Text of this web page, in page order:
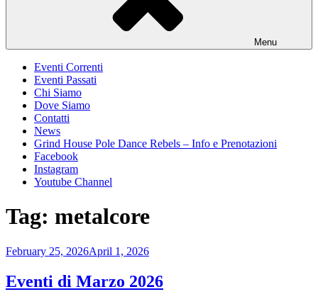
Menu
Eventi Correnti
Eventi Passati
Chi Siamo
Dove Siamo
Contatti
News
Grind House Pole Dance Rebels – Info e Prenotazioni
Facebook
Instagram
Youtube Channel
Tag: metalcore
Posted
February 25, 2026April 1, 2026
Eventi di Marzo 2026